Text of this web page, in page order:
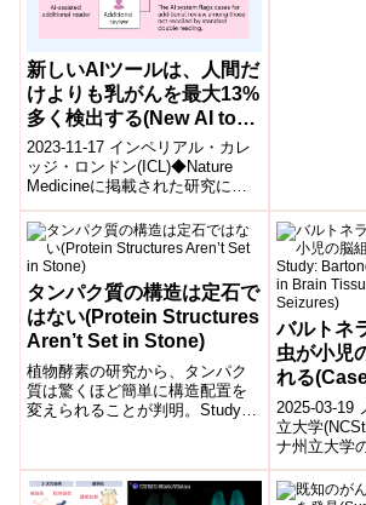
新しいAIツールは、人間だ
けよりも乳がんを最大13%
多く検出する(New AI tool
detects up to 13% more
breast cancers than
humans alone)
2023-11-17 インペリアル・カレ
ッジ・ロンドン(ICL)◆Nature
Medicineに掲載された研究によ
れば、AIツール「Mia」は欧州の
医療環境で...
タンパク質の構造は定石で
はない(Protein Structures
Aren’t Set in Stone)
植物酵素の研究から、タンパク
質は驚くほど簡単に構造配置を
変えられることが判明。Study
バルトネ
虫が小児
れる
Found in
Child
2025-03-19
立大学
ナ州立大学
とラッスマ
年患者の脳